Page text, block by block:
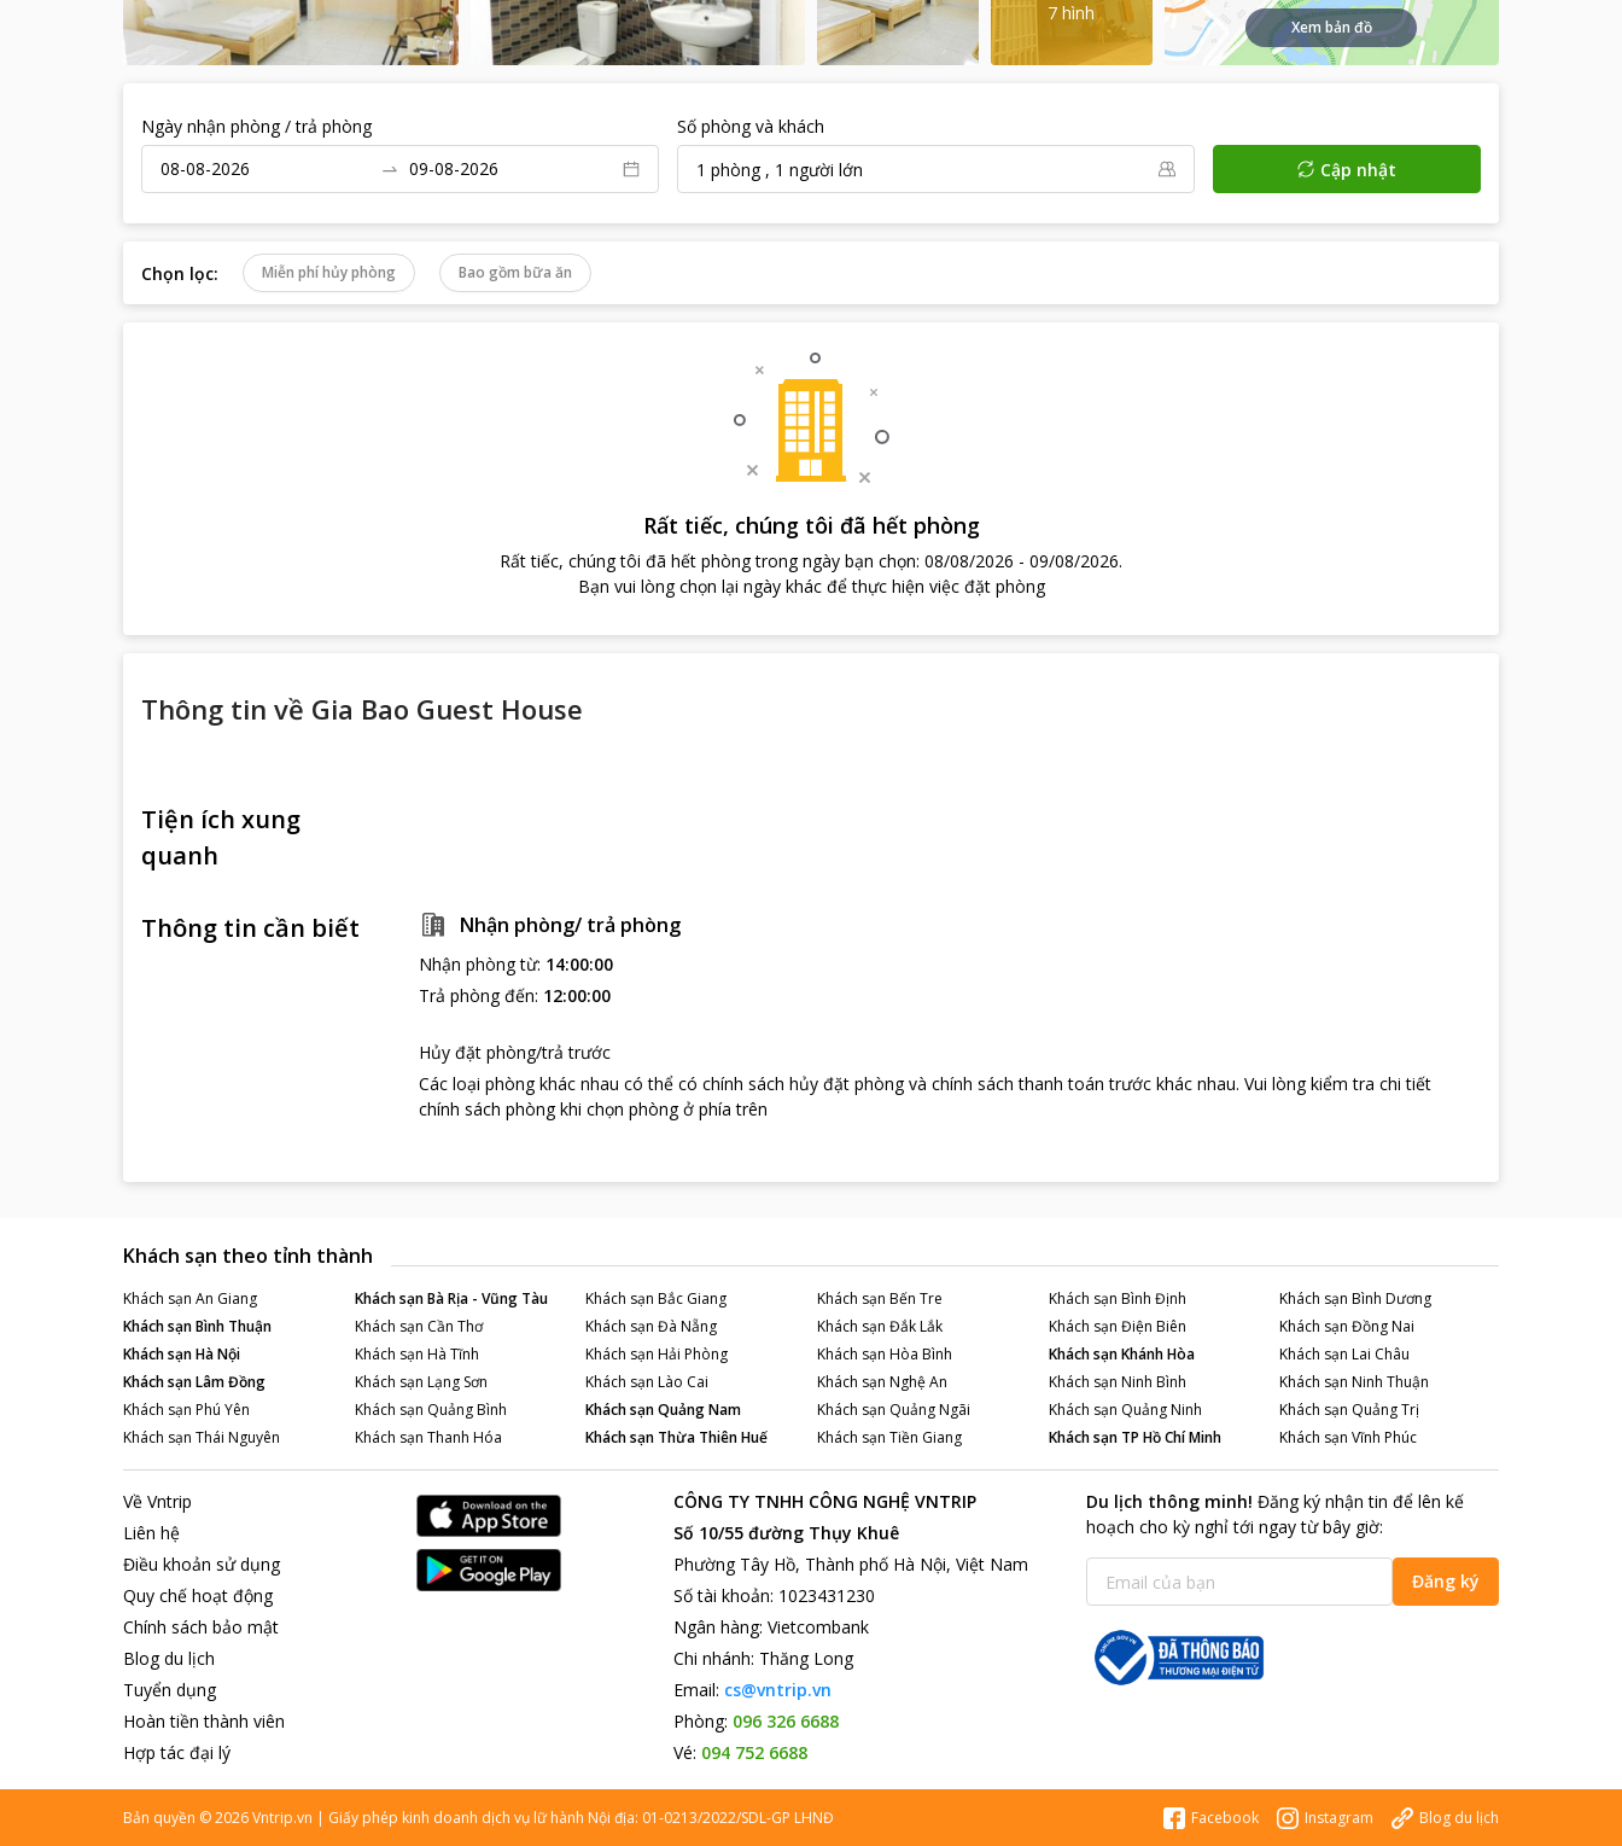
7 hình
Xem bản đồ
Ngày nhận phòng / trả phòng
Số phòng và khách
1 phòng, 1 người lớn Cập nhật
Chọn lọc: Miễn phí hủy phòng Bao gồm bữa ăn
Rất tiếc, chúng tôi đã hết phòng
Rất tiếc, chúng tôi đã hết phòng trong ngày bạn chọn: 08/08/2026 - 09/08/2026.
Bạn vui lòng chọn lại ngày khác để thực hiện việc đặt phòng
Thông tin về Gia Bao Guest House
Tiện ích xung
quanh
Thông tin cần biết Nhận phòng/ trả phòng
Nhận phòng từ: 14:00:00
Trả phòng đến: 12:00:00
Hủy đặt phòng/trả trước
Các loại phòng khác nhau có thể có chính sách hủy đặt phòng và chính sách thanh toán trước khác nhau. Vui lòng kiểm tra chi tiết
chính sách phòng khi chọn phòng ở phía trên
Khách sạn theo tỉnh thành
Khách sạn An Giang Khách sạnBà Rịa - Vũng Tàu Khách sạn Bắc Giang Khách sạn Bến Tre Khách sạn Bình Định Khách sạn Bình Dương
Khách sạnBình Thuận Khách sạn Cần Thơ Khách sạn Đà Nẵng Khách sạn Đắk Lắk Khách sạn Điện Biên Khách sạn Đồng Nai
Khách sạnHà Nội Khách sạn Hà Tĩnh Khách sạn Hải Phòng Khách sạn Hòa Bình Khách sạnKhánh Hòa Khách sạn Lai Châu
Khách sạnLâm Đồng Khách sạn Lạng Sơn Khách sạn Lào Cai Khách sạn Nghệ An Khách sạn Ninh Bình Khách sạn Ninh Thuận
Khách sạn Phú Yên Khách sạn Quảng Bình Khách sạnQuảng Nam Khách sạn Quảng Ngãi Khách sạn Quảng Ninh Khách sạn Quảng Trị
Khách sạn Thái Nguyên Khách sạn Thanh Hóa Khách sạn Thừa Thiên Huế Khách sạn Tiền Giang Khách sạn TP Hồ Chí Minh Khách sạn Vĩnh Phúc
Về Vntrip
Liên hệ
Điều khoản sử dụng
Quy chế hoạt động
Chính sách bảo mật
Blog du lịch
Tuyển dụng
Hoàn tiền thành viên
Hợp tác đại lý
CÔNG TY TNHH CÔNG NGHỆ VNTRIP
Số 10/55 đường Thụy Khuê
Phường Tây Hồ, Thành phố Hà Nội, Việt Nam
Số tài khoản: 1023431230
Ngân hàng: Vietcombank
Chi nhánh: Thăng Long
Email: cs@vntrip.vn
Phòng: 096 326 6688
Vé: 094 752 6688
Du lịch thông minh! Đăng ký nhận tin để lên kế
hoạch cho kỳ nghỉ tới ngay từ bây giờ:
Đăng ký
Bản quyền ©2026Vntrip.vn | Giấy phép kinh doanh dịch vụ lữ hành Nội địa: 01-0213/2022/SDL-GP LHNĐ Facebook Instagram Blog du lịch